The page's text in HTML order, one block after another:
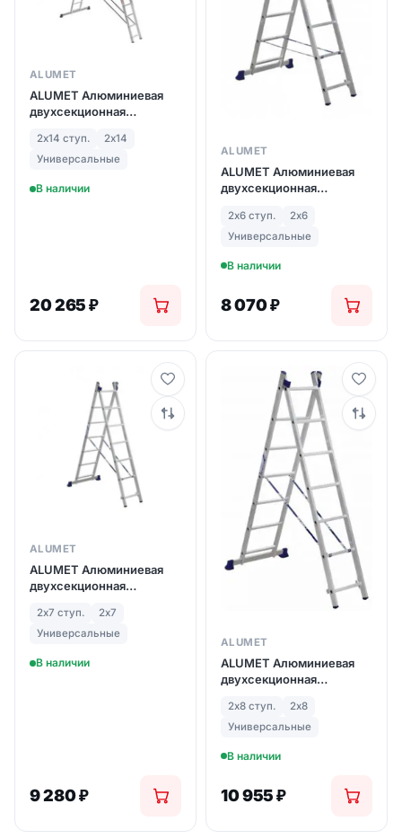
ALUMET
ALUMET Алюминиевая
двухсекционная
5214)
2х14 ступ.
2х14
Универсальные
В наличии
20 265₽
ALUMET
ALUMET Алюминиевая
двухсекционная
(арт.5206)
2х6 ступ.
2х6
Универсальные
В наличии
8 070₽
ALUMET
ALUMET Алюминиевая
двухсекционная
5207)
2х7 ступ.
2х7
Универсальные
В наличии
9 280₽
ALUMET
ALUMET Алюминиевая
двухсекционная
5208)
2х8 ступ.
2х8
Универсальные
В наличии
10 955₽